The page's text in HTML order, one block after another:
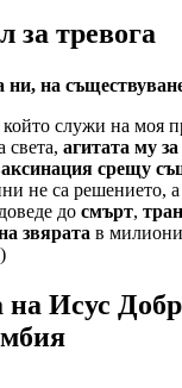
за тревога
на
който служи на моя
света, агитата му
срещу
не са решението,
до смърт,
звярата в
)
Исус